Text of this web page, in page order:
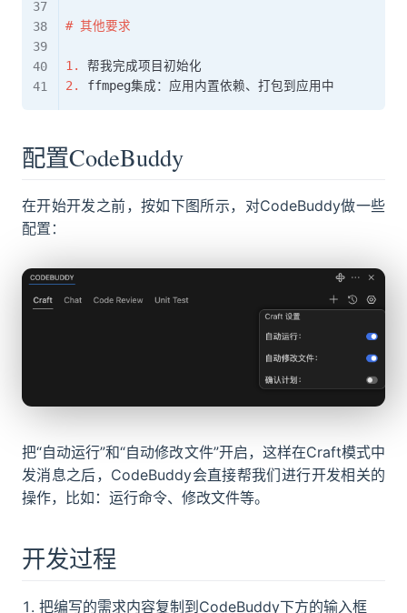
# 其他要求
1.
2.
配置CodeBuddy
在开始开发之前，按如下图所示，对CodeBuddy做一些
配置：
把“自动运行”和“自动修改文件”开启，这样在Craft模式中
发消息之后，CodeBuddy会直接帮我们进行开发相关的
操作，比如：运行命令、修改文件等。
开发过程
把编写的需求内容复制到CodeBuddy下方的输入框